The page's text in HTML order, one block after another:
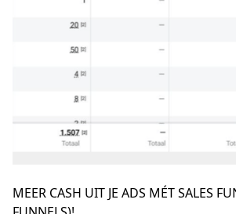
MEER CASH UIT JE ADS MÉT SALES